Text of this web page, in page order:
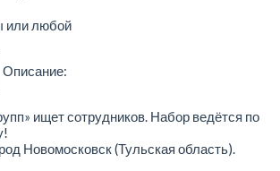
или любой
Описание:
ищет сотрудников. Набор ведётся по
Новомосковск (Тульская область).